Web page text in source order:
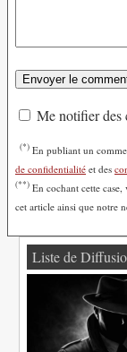
Me notifier des
(*) En publiant un
de confidentialité et des
(**) En cochant cette
cet article ainsi que notre
Liste de